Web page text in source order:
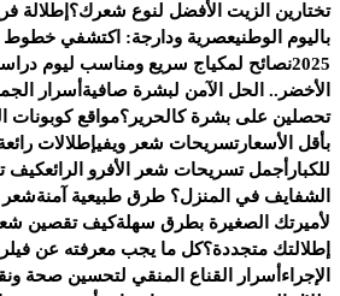
تختارين الزيت الأفضل لنوع شعرك؟ إطلالة
باليوم الوطنيعصرية ودارجة: اكتشفي خطوط
2025نصائح لمكياج سريع ومناسب ليوم
الأخضر.. الحل الآمن لبشرة صافية أسرار
تحصلين على بشرة كالحرير؟مواقع
بأقل الأسعارتسريحات شعر ويفيإطلالات
للكبار أجمل تسريحات شعر الأفرو الرائعكيف
الشفايف في المنزل؟ طرق طبيعية آمنةشعر
لأميرتك الصغيرة بطرق سهلةكيف تقصين
إطلالتك متجددة؟كل ما يجب معرفته عن فيلر
الإجراء أسرار القناع المنقي لتحسين صحة